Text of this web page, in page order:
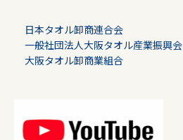
日本タオル卸商連合会
一般社団法人大阪タオル産業振興会
大阪タオル卸商業組合